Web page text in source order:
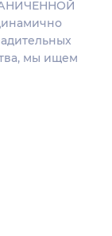
мы ищем